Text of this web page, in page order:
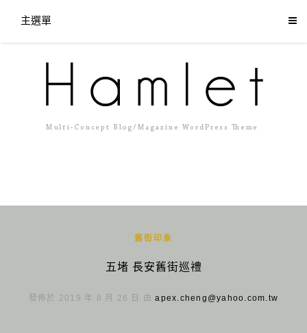
主選單
舊街印象
五堵 長安舊街巡禮
發佈於 2019 年 8 月 26 日 由apex.cheng@yahoo.com.tw